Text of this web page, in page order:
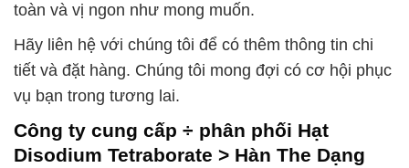
toàn và vị ngon như mong muốn.
Hãy liên hệ với chúng tôi để có thêm thông tin chi
tiết và đặt hàng. Chúng tôi mong đợi có cơ hội phục
vụ bạn trong tương lai.
Công ty cung cấp ÷ phân phối Hạt
Disodium Tetraborate > Hàn The Dạng